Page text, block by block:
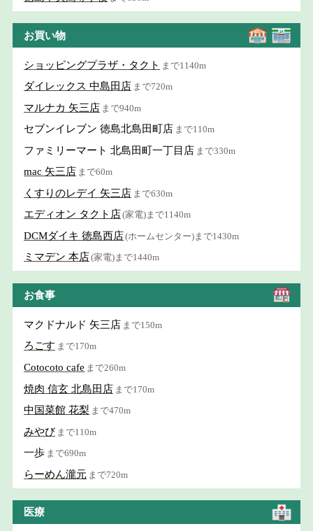
お買い物
ショッピングプラザ・タクト まで1140m
ダイレックス 中島田店 まで720m
マルナカ 矢三店 まで940m
セブンイレブン 徳島北島田町店 まで110m
ファミリーマート 北島田町一丁目店 まで330m
mac 矢三店 まで60m
くすりのレデイ 矢三店 まで630m
エディオン タクト店(家電)まで1140m
DCMダイキ 徳島西店(ホームセンター)まで1430m
ミマデン 本店(家電)まで1440m
お食事
マクドナルド 矢三店 まで150m
ろごす まで170m
Cotocoto cafe まで260m
焼肉 信玄 北島田店 まで170m
中国菜館 花梨 まで470m
みやび まで110m
一歩 まで690m
らーめん瀧元 まで720m
医療